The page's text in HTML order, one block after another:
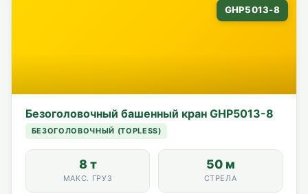
GHP5013-8
Безоголовочный башенный кран GHP5013-8
БЕЗОГОЛОВОЧНЫЙ (TOPLESS)
8 т
МАКС. ГРУЗ
50 м
СТРЕЛА